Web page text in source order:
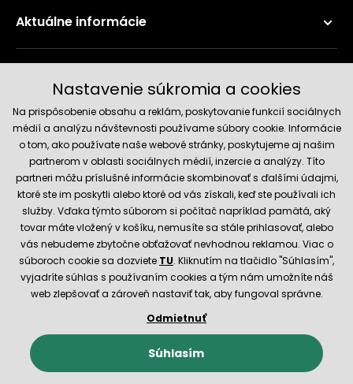
Aktuálne informácie
Spoľahlivý obchod
Obchodné podmienky
Nastavenie cookies
E-shop vytvorila a technicky zaisťujeSIMPLIA.cz
Nastavenie súkromia a cookies
Na prispôsobenie obsahu a reklám, poskytovanie funkcií sociálnych
médií a analýzu návštevnosti používame súbory cookie. Informácie
o tom, ako používate naše webové stránky, poskytujeme aj našim
partnerom v oblasti sociálnych médií, inzercie a analýzy. Títo
partneri môžu príslušné informácie skombinovať s ďalšími údajmi,
ktoré ste im poskytli alebo ktoré od vás získali, keď ste používali ich
služby. Vďaka týmto súborom si počítač napríklad pamätá, aký
tovar máte vložený v košíku, nemusíte sa stále prihlasovať, alebo
vás nebudeme zbytočne obťažovať nevhodnou reklamou. Viac o
súboroch cookie sa dozviete TU. Kliknutím na tlačidlo "Súhlasím",
vyjadríte súhlas s používaním cookies a tým nám umožníte náš
web zlepšovať a zároveň nastaviť tak, aby fungoval správne.
Odmietnuť
Súhlasím